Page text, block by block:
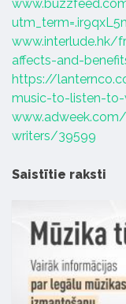
www.interlude.hk/
affects-and-
https://
music-to-listen-
writers/39599
Saistītie raksti